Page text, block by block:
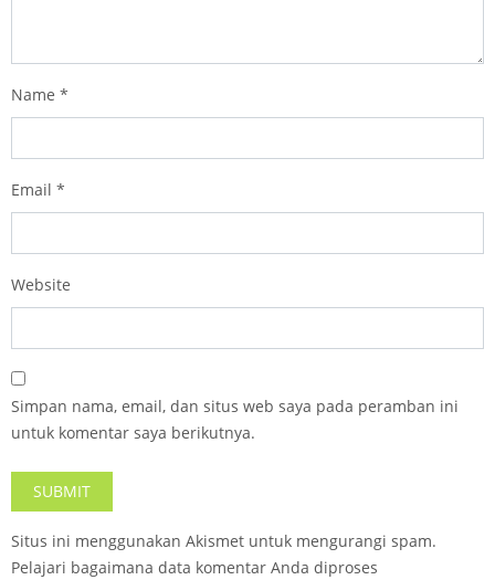
Name *
Email *
Website
Simpan nama, email, dan situs web saya pada peramban ini
untuk komentar saya berikutnya.
Situs ini menggunakan Akismet untuk mengurangi spam.
Pelajari bagaimana data komentar Anda diproses